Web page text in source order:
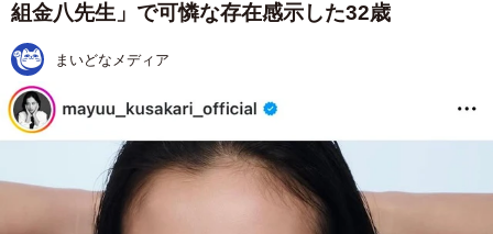
組金八先生」で可憐な存在感示した32歳
まいどなメディア